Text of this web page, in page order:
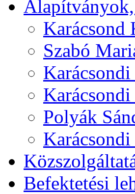
Karácsond
Szabó
Polyák
Befektetési